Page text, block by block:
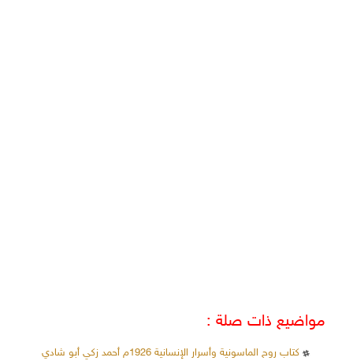
مواضيع ذات صلة :
كتاب روح الماسونية وأسرار الإنسانية 1926م أحمد زكي أبو شادي